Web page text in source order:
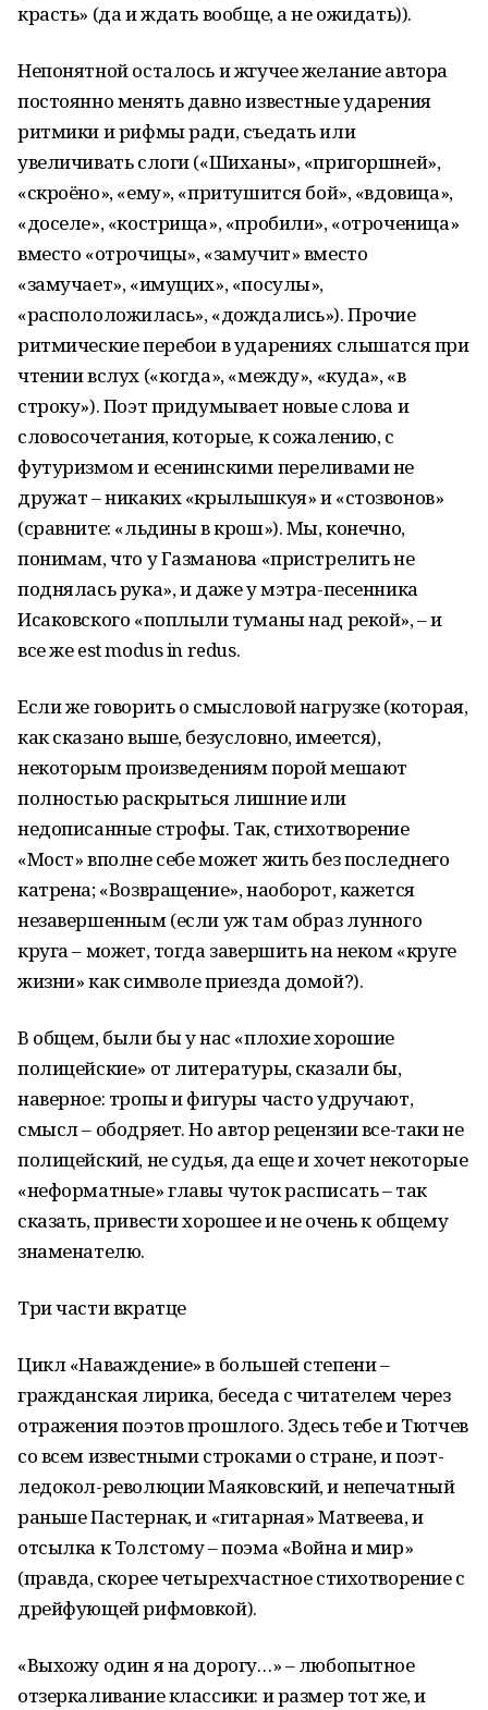
красть» (да и ждать вообще, а не ожидать)).
Непонятной осталось и жгучее желание автора
постоянно менять давно известные ударения
ритмики и рифмы ради, съедать или
увеличивать слоги («Шиханы», «пригоршней»,
«скроёно», «ему», «притушится бой», «вдовица»,
«доселе», «кострища», «пробили», «отроченица»
вместо «отрочицы», «замучит» вместо
«замучает», «имущих», «посулы»,
«распололожилась», «дождались»). Прочие
ритмические перебои в ударениях слышатся при
чтении вслух («когда», «между», «куда», «в
строку»). Поэт придумывает новые слова и
словосочетания, которые, к сожалению, с
футуризмом и есенинскими переливами не
дружат – никаких «крылышкуя» и «стозвонов»
(сравните: «льдины в крош»). Мы, конечно,
понимам, что у Газманова «пристрелить не
поднялась рука», и даже у мэтра-песенника
Исаковского «поплыли туманы над рекой», – и
все же est modus in redus.
Если же говорить о смысловой нагрузке (которая,
как сказано выше, безусловно, имеется),
некоторым произведениям порой мешают
полностью раскрыться лишние или
недописанные строфы. Так, стихотворение
«Мост» вполне себе может жить без последнего
катрена; «Возвращение», наоборот, кажется
незавершенным (если уж там образ лунного
круга – может, тогда завершить на неком «круге
жизни» как символе приезда домой?).
В общем, были бы у нас «плохие хорошие
полицейские» от литературы, сказали бы,
наверное: тропы и фигуры часто удручают,
смысл – ободряет. Но автор рецензии все-таки не
полицейский, не судья, да еще и хочет некоторые
«неформатные» главы чуток расписать – так
сказать, привести хорошее и не очень к общему
знаменателю.
Три части вкратце
Цикл «Наваждение» в большей степени –
гражданская лирика, беседа с читателем через
отражения поэтов прошлого. Здесь тебе и Тютчев
со всем известными строками о стране, и поэт-
ледокол-революции Маяковский, и непечатный
раньше Пастернак, и «гитарная» Матвеева, и
отсылка к Толстому – поэма «Война и мир»
(правда, скорее четырехчастное стихотворение с
дрейфующей рифмовкой).
«Выхожу один я на дорогу…» – любопытное
отзеркаливание классики: и размер тот же, и